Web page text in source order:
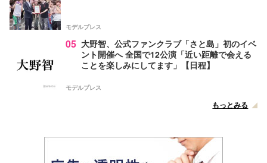
モデルプレス
05 大野智、公式ファンクラブ「さと島」初のイベ
ント開催へ 全国で12公演「近い距離で会える
ことを楽しみにしてます」【日程】
モデルプレス
もっとみる